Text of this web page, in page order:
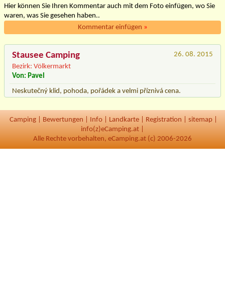
Hier können Sie Ihren Kommentar auch mit dem Foto einfügen, wo Sie
waren, was Sie gesehen haben..
Kommentar einfügen »
Stausee Camping
Bezirk: Völkermarkt
26. 08. 2015
Von: Pavel
Neskutečný klid, pohoda, pořádek a velmi příznivá cena.
Camping Bewertungen Info Landkarte Registration sitemap
info(z)eCamping.at |
Alle Rechte vorbehalten, eCamping.at (c) 2006-2026